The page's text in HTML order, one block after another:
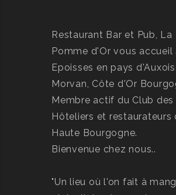
Restaurant Bar et Pub, La
Pomme d'Or vous accueil
Epoisses en pays
Morvan, Côte d'Or
Membre actif du Club des
Hôteliers et restaurateurs
Haute Bourgogne.
Bienvenue chez nous..
"Un lieu où l'on fait à